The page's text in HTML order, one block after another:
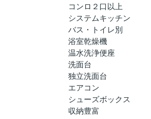
コンロ２口以上
システムキッチン
バス・トイレ別
浴室乾燥機
温水洗浄便座
洗面台
独立洗面台
エアコン
シューズボックス
収納豊富